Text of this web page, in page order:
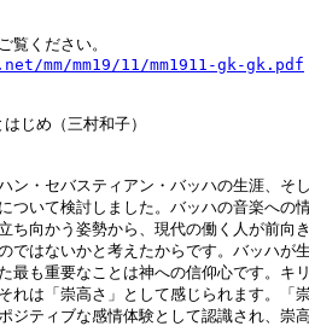
ください。
mm/mm19/11/mm1911-gk-gk.pdf
め（三村和子）
セバスティアン・バッハの生涯、そ
て検討しました。バッハの音楽への
かう姿勢から、現代の働く人が前向
ないかと考えたからです。バッハが
重要なことは神への信仰心です。キ
「崇高さ」として感じられます。「
ィブな感情体験として認識され、崇